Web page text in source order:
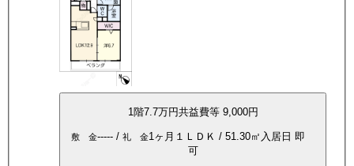
1 階7.7万円共益費等 9,000円
敷 金-----/ 礼 金1ヶ月 １ＬＤＫ / 51.30㎡ 入居日 即
可